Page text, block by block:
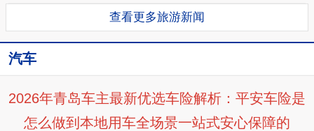
查看更多旅游新闻
汽车
2026年青岛车主最新优选车险解析：平安车险是
怎么做到本地用车全场景一站式安心保障的